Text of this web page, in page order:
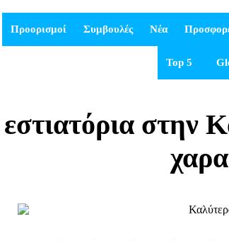
Προορισμοί Συμβουλές Νέα
Top 5
στην